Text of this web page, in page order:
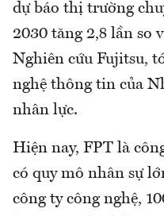
dự báo thị trường
2030 tăng 2,8 lần so
Nghiên cứu Fujitsu,
nghệ thông tin của
nhân lực.
Hiện nay, FPT là
có quy mô nhân sự
công ty công nghệ,